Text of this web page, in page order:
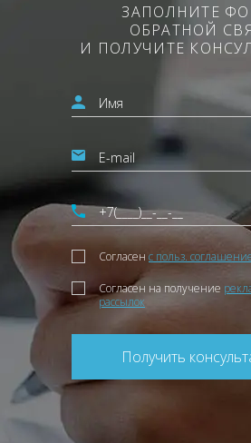
ЗАПОЛНИТЕ
ОБРАТНОЙ
И ПОЛУЧИТЕ
Согласен с польз.
Согласен на получение
рассылок
Получить